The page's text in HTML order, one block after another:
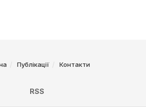
Публікації Контакти
RSS